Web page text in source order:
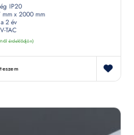
IP20
x 2000 mm
2 év
TAC
érdeklődjön)